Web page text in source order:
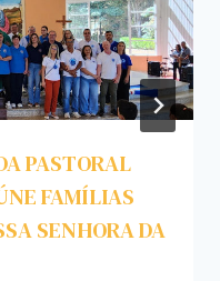
PASTORAL
FAMÍLIAS
SENHORA DA